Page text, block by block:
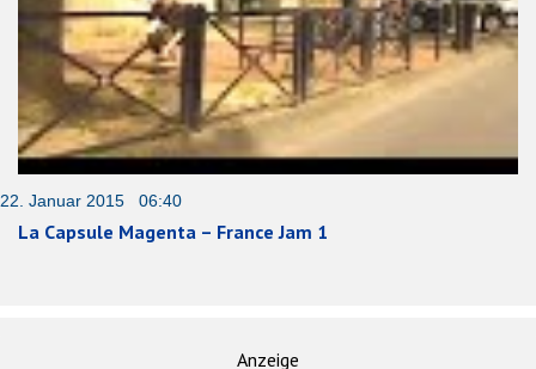
22. Januar 2015 06:40
La Capsule Magenta – France Jam 1
Anzeige